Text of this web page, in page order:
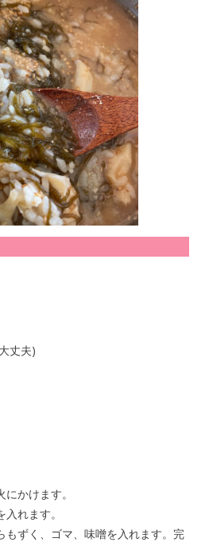
丈夫)
かけます。
れます。
もずく、ゴマ、味噌を入れます。完